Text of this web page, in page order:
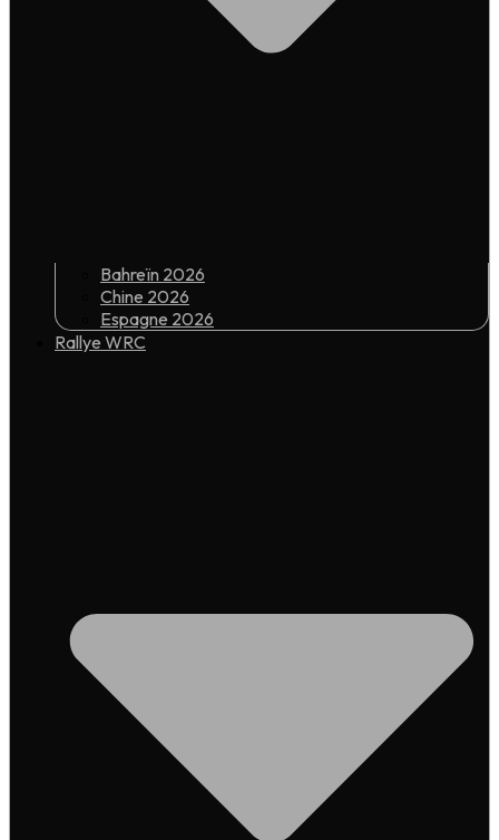
Bahreïn 2026
Chine 2026
Espagne 2026
Rallye WRC